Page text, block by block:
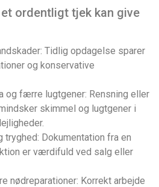
ordentligt tjek kan give
Tidlig opdagelse sparer
og konservative
og færre lugtgener: Rensning eller
skimmel og lugtgener i
Dokumentation fra en
er værdifuld ved salg eller
nødreparationer: Korrekt arbejde